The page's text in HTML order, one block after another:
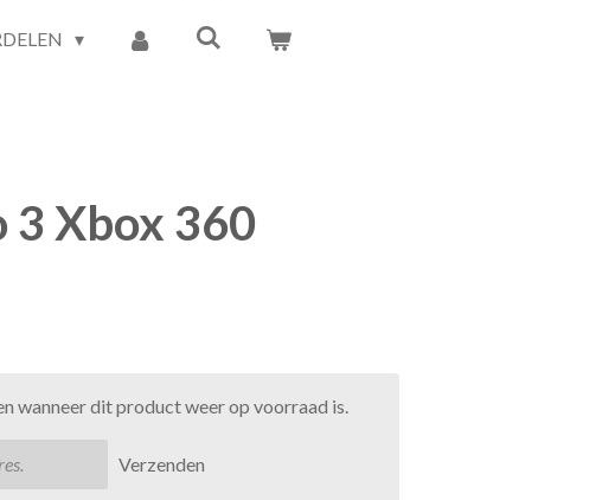
3 Xbox 360
wanneer dit product weer op voorraad is.
Verzenden